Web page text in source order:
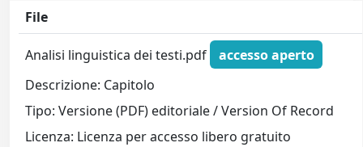
File
Analisi linguistica dei testi.pdf
accesso aperto
Descrizione: Capitolo
Tipo: Versione (PDF) editoriale / Version Of Record
Licenza: Licenza per accesso libero gratuito